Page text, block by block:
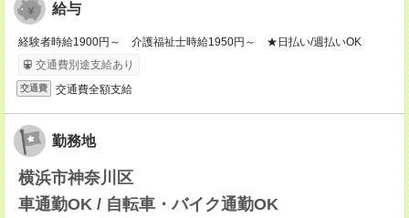
給与
経験者時給1900円～ 介護福祉士時給1950円～ ★日払い/週払いOK
交通費別途支給あり
交通費 交通費全額支給
勤務地
横浜市神奈川区
車通勤OK / 自転車・バイク通勤OK